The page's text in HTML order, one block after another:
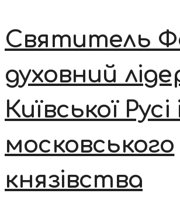
Святитель
духовний
Київської Русі
московського
князівства